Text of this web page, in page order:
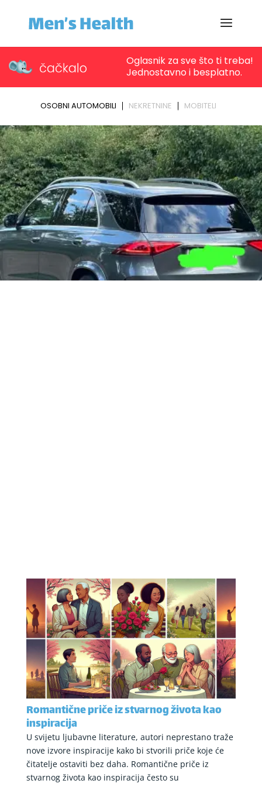
Romantične priče iz stvarnog života kao
inspiracija
U svijetu ljubavne literature, autori neprestano traže
nove izvore inspiracije kako bi stvorili priče koje će
čitatelje ostaviti bez daha. Romantične priče iz
stvarnog života kao inspiracija često su